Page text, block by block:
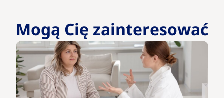
Mogą Cię zainteresować